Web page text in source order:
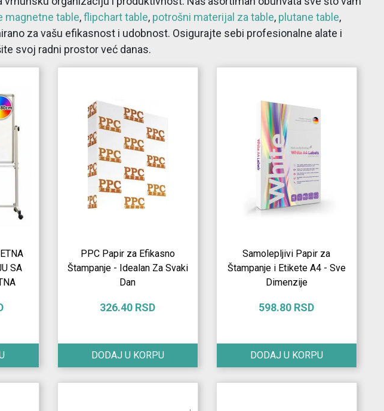
magnetne table,flipchart table, potrošni materijal za table, plutane table,
za vašu efikasnost i udobnost. Osigurajte sebi profesionalne alate i
svoj radni prostor već danas.
SA
PPC Papir za Efikasno
Štampanje - Idealan Za Svaki
Dan
326.40 RSD
DODAJ U KORPU
Samolepljivi Papir za
Štampanje i Etikete A4 - Sve
Dimenzije
598.80 RSD
DODAJ U KORPU